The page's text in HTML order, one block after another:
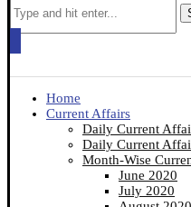
Home
Current Affairs
Daily Current
Daily Current
Month-Wise
June 2020
July 2020